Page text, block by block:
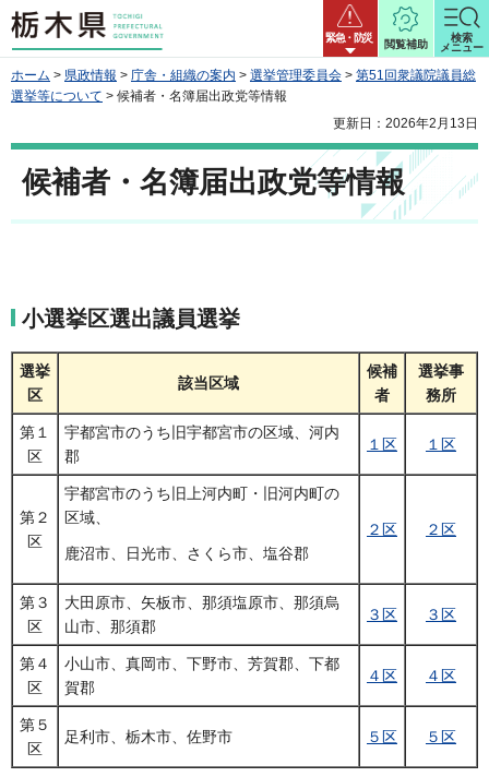
栃木県 緊急・防災
閲覧補助
検索
メニュー
ホーム > 県政情報 > 庁舎・組織の案内 > 選挙管理委員会 > 第51回衆議院議員総
選挙等について > 候補者・名簿届出政党等情報
更新日：2026年2月13日
候補者・名簿届出政党等情報
小選挙区選出議員選挙
選挙
区
該当区域
候補
者
選挙事
務所
第１
区
宇都宮市のうち旧宇都宮市の区域、河内
郡
１区 １区
第２
区
宇都宮市のうち旧上河内町・旧河内町の
区域、
鹿沼市、日光市、さくら市、塩谷郡
２区 ２区
第３
区
大田原市、矢板市、那須塩原市、那須烏
山市、那須郡
３区 ３区
第４
区
小山市、真岡市、下野市、芳賀郡、下都
賀郡
４区 ４区
第５
区
足利市、栃木市、佐野市 ５区 ５区